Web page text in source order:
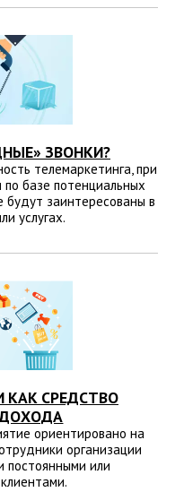
ЗВОНКИ?
телемаркетинга, при
базе потенциальных
будут заинтересованы в
услугах.
СРЕДСТВО
ориентировано на
организации
постоянными или